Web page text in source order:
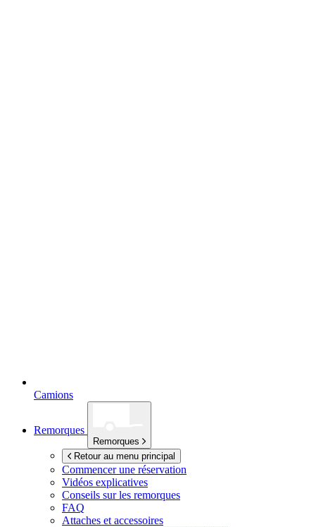
Camions
Remorques
Remorques
Retour au menu principal
Commencer une réservation
Vidéos explicatives
Conseils sur les remorques
FAQ
Attaches et accessoires